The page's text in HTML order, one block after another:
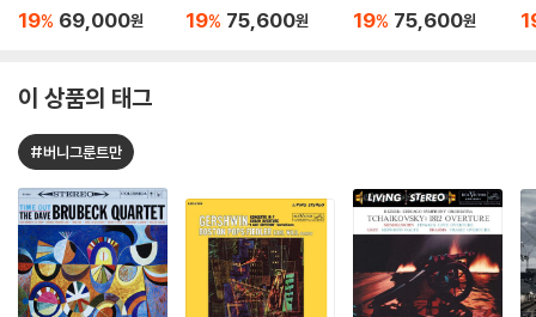
zz [SACD Hybrid]
19% 69,000원
gs [SACD Hybrid]
19% 75,600원
디 해리스) - Swiss M
19% 75,600원
이 상품의 태그
#버니그룬트만